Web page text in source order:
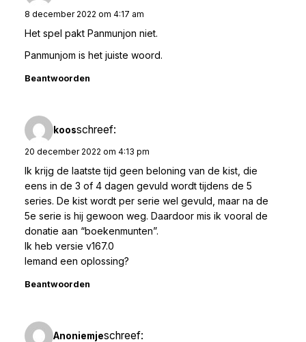
8 december 2022 om 4:17 am
Het spel pakt Panmunjon niet.
Panmunjom is het juiste woord.
Beantwoorden
koosschreef:
20 december 2022 om 4:13 pm
Ik krijg de laatste tijd geen beloning van de kist, die
eens in de 3 of 4 dagen gevuld wordt tijdens de 5
series. De kist wordt per serie wel gevuld, maar na de
5e serie is hij gewoon weg. Daardoor mis ik vooral de
donatie aan “boekenmunten”.
Ik heb versie v167.0
Iemand een oplossing?
Beantwoorden
Anoniemjeschreef: